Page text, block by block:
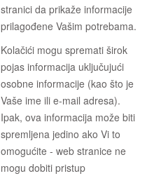
stranici da prikaže informacije
prilagođene Vašim potrebama.
Kolačići mogu spremati širok
pojas informacija uključujući
osobne informacije (kao što je
Vaše ime ili e-mail adresa).
Ipak, ova informacija može biti
spremljena jedino ako Vi to
omogućite - web stranice ne
mogu dobiti pristup